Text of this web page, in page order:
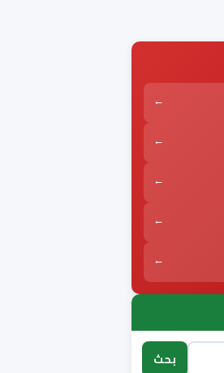
←
←
←
←
←
بحث